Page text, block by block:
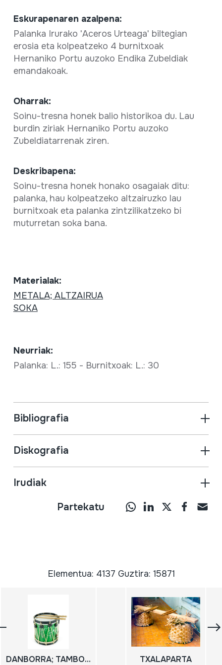
Eskurapenaren azalpena:
Palanka Irurako 'Aceros Urteaga' biltegian
erosia eta kolpeatzeko 4 burnitxoak
Hernaniko Portu auzoko Endika Zubeldiak
emandakoak.
Oharrak:
Soinu-tresna honek balio historikoa du. Lau
burdin ziriak Hernaniko Portu auzoko
Zubeldiatarrenak ziren.
Deskribapena:
Soinu-tresna honek honako osagaiak ditu:
palanka, hau kolpeatzeko altzairuzko lau
burnitxoak eta palanka zintzilikatzeko bi
muturretan soka bana.
Materialak:
METALA; ALTZAIRUA
SOKA
Neurriak:
Palanka: L.: 155 - Burnitxoak: L.: 30
Bibliografia
Diskografia
Irudiak
Partekatu
Elementua: 4137 Guztira: 15871
DANBORRA; TAMBOR; GAITA-DULTZAINA TALDERAKO DANBORRA TXALAPARTA